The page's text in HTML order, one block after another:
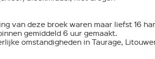
van deze broek waren maar liefst 16
gemiddeld 6 uur gemaakt.
omstandigheden in Taurage,